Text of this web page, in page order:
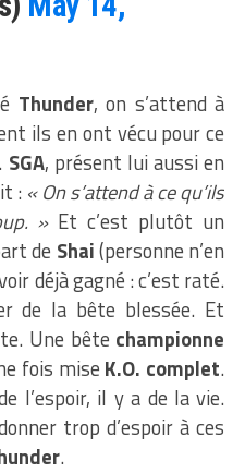
Thunder, on s’attend à
ils en ont vécu pour ce
. SGA, présent lui aussi en
: « On s’attend à ce qu’ils
»Et c’est plutôt un
de Shai(personne n’en
déjà gagné : c’est raté.
de la bête blessée. Et
Une bête championne
fois mise K.O. complet.
l’espoir, il y a de la vie.
trop d’espoir à ces
.